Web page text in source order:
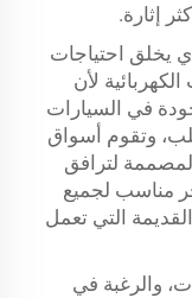
إثارة.
يخلق احتياجات
لأن
في السيارات
وتقوم أسواق
لترافق
مناسب لجميع
التي تعمل
والرغبة في